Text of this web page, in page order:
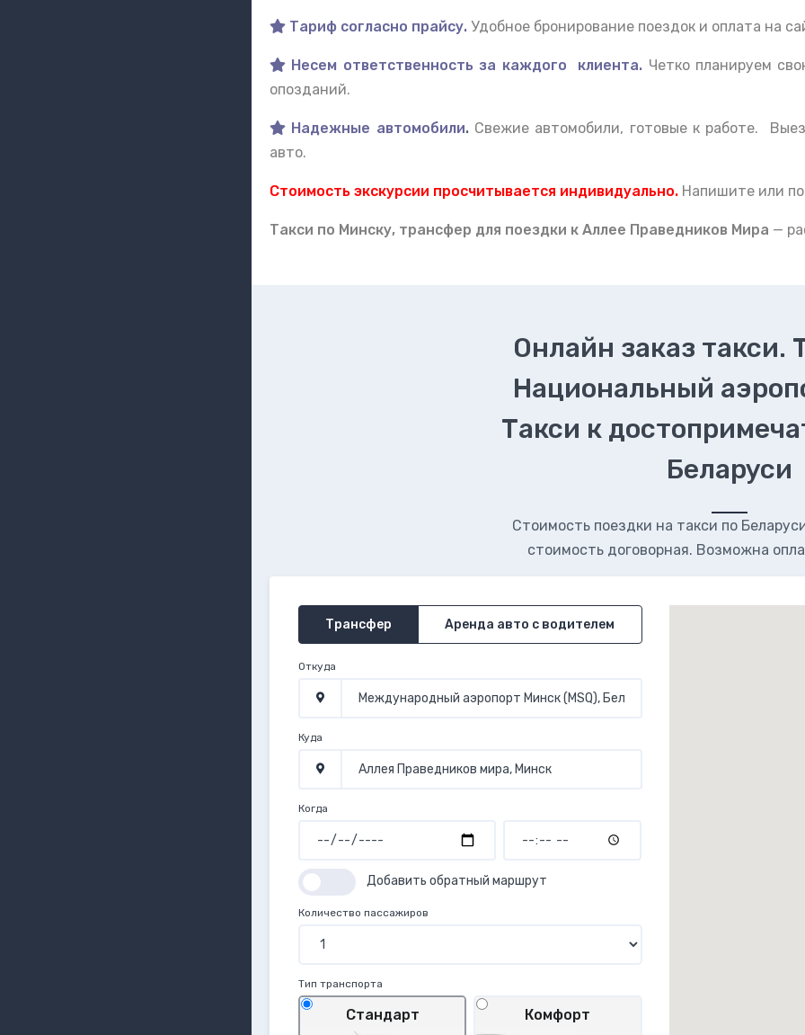
Тариф согласно прайсу. Удобное бронирование поездок и оплата на
Несем ответственность за каждого клиента. Четко планируем
опозданий.
Надежные автомобили. Свежие автомобили, готовые к работе.
авто.
Стоимость экскурсии просчитывается индивидуально. Напишите или
Такси по Минску, трансфер для поездки к Аллее Праведников Мира —
Онлайн заказ такси.
Национальный
Такси к
Беларуси
Стоимость поездки на такси по
стоимость договорная. Возможна
Трансфер Аренда авто с водителем
Откуда
Куда
Когда
Добавить обратный маршрут
Количество пассажиров
Тип транспорта
Стандарт Комфорт